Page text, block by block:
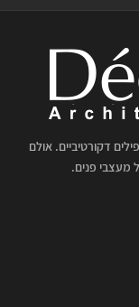
דקורטיביים. אולם